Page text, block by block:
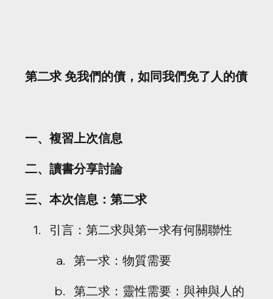
第二求 免我們的債，如同我們免了人的債
一、複習上次信息
二、讀書分享討論
三、本次信息：第二求
引言：第二求與第一求有何關聯性
第一求：物質需要
第二求：靈性需要：與神與人的